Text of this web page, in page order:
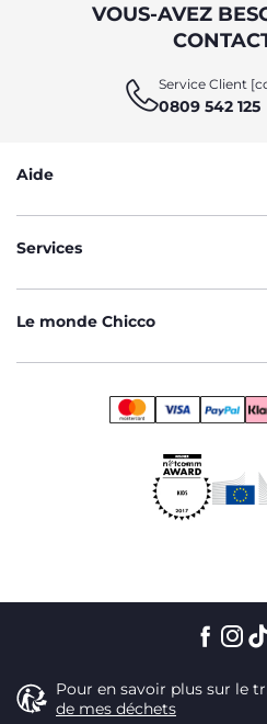
VOUS-AVEZ
Service Client
0809 542 125
Aide
Services
Le monde Chicco
Pour en savoir plus sur le
de mes déchets